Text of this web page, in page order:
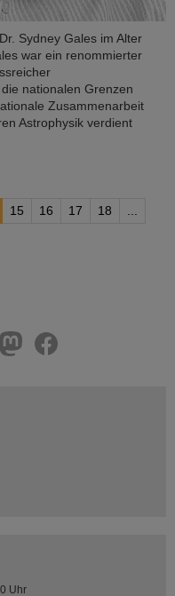
Sydney Gales im Alter
war ein renommierter
nationalen Grenzen
Zusammenarbeit
Astrophysik verdient
15 16 17 18
Uhr